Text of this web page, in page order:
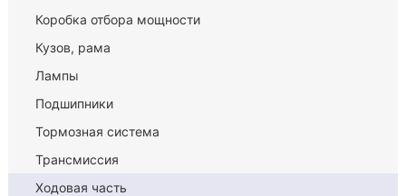
Коробка отбора мощности
Кузов, рама
Лампы
Подшипники
Тормозная система
Трансмиссия
Ходовая часть